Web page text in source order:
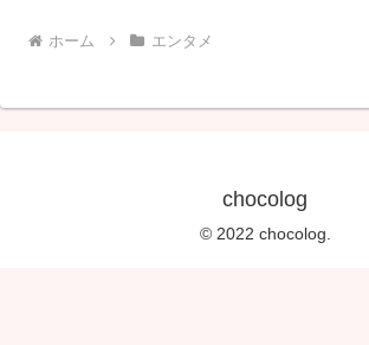
ホーム エンタメ
chocolog
© 2022 chocolog.